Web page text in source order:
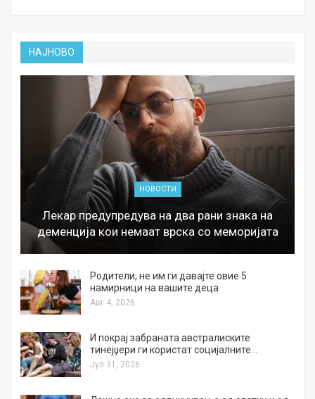
НАЈНОВО
НОВОСТИ
Лекар предупредува на два рани знака на
деменција кои немаат врска со меморијата
Родители, не им ги давајте овие 5
намирници на вашите деца
Авг 4, 2026
И покрај забраната австралиските
тинејџери ги користат социјалните…
Јул 31, 2026